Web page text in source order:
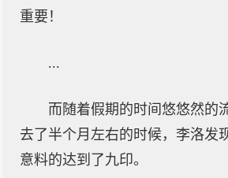
重要！
...
而随着假期的时间悠悠然的
去了半个月左右的时候，李洛发
意料的达到了九印。